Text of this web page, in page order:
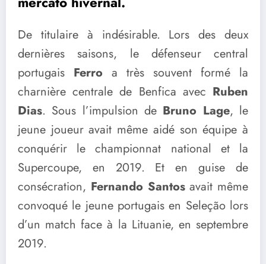
De titulaire à indésirable. Lors des deux
dernières saisons, le défenseur central
portugais Ferro a très souvent formé la
charnière centrale de Benfica avec Ruben
Dias. Sous l’impulsion de Bruno Lage, le
jeune joueur avait même aidé son équipe à
conquérir le championnat national et la
Supercoupe, en 2019. Et en guise de
consécration, Fernando Santosavait même
convoqué le jeune portugais en Seleção lors
d’un match face à la Lituanie, en septembre
2019.